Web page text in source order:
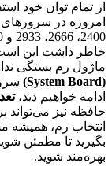
خاطر داشت این
ماژول رم بستگی
(
System Board
)
ادامه خواهیم دید،
حافظه نیز می‌تواند
انتخاب رم، همیشه
بگیرید تا مطمئن
بهره‌مند شوید.